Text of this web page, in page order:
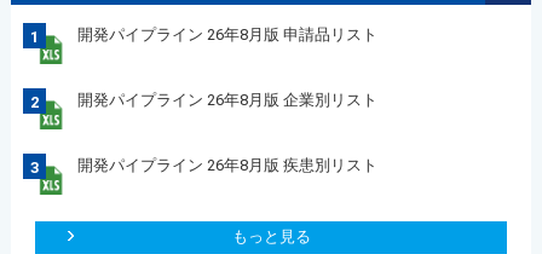
1 開発パイプライン 26年8月版 申請品リスト
2 開発パイプライン 26年8月版 企業別リスト
3 開発パイプライン 26年8月版 疾患別リスト
もっと見る